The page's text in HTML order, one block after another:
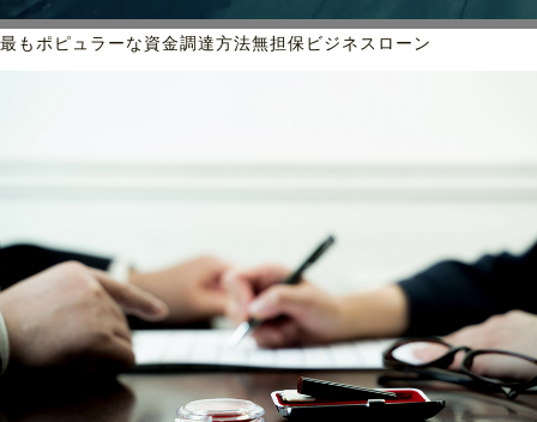
最もポピュラーな資金調達方法無担保ビジネスローン